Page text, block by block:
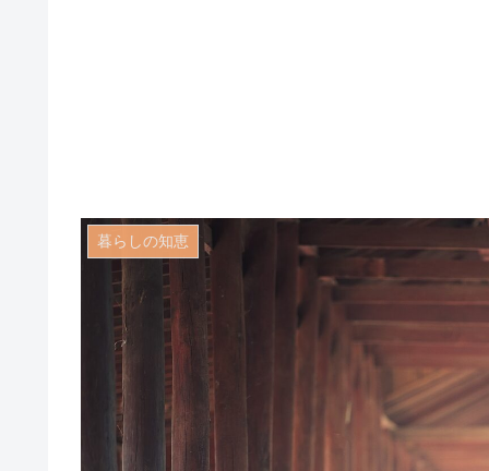
暮らしの知恵